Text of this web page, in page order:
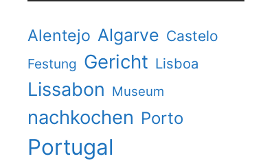
Alentejo Algarve Castelo
Festung Gericht Lisboa
Lissabon Museum
nachkochen Porto
Portugal